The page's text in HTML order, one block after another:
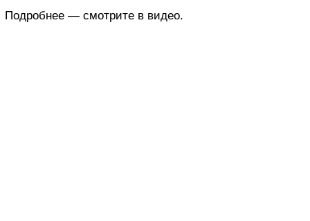
Подробнее — смотрите в видео.